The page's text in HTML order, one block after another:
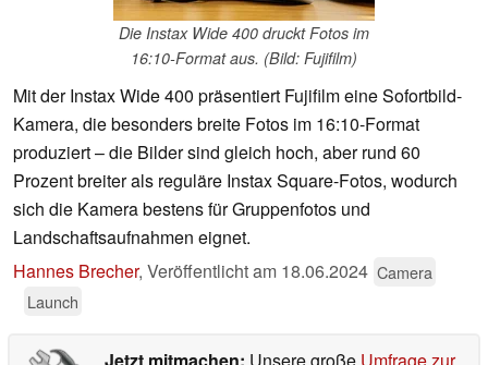
Die Instax Wide 400 druckt Fotos im
16:10-Format aus. (Bild: Fujifilm)
Mit der Instax Wide 400 präsentiert Fujifilm eine Sofortbild-
Kamera, die besonders breite Fotos im 16:10-Format
produziert – die Bilder sind gleich hoch, aber rund 60
Prozent breiter als reguläre Instax Square-Fotos, wodurch
sich die Kamera bestens für Gruppenfotos und
Landschaftsaufnahmen eignet.
Hannes Brecher, Veröffentlicht am 18.06.2024 Camera
Launch